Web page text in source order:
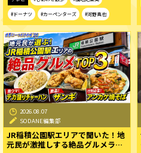
#ドーナツ #カーペンターズ #河野真也
2026.08.07
SODANE編集部
JR稲積公園駅エリアで聞いた！地
元民が激推しする絶品グルメラ…